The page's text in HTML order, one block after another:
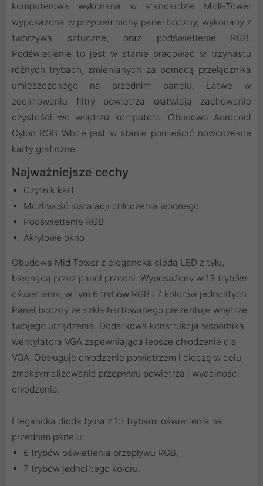
komputerowa wykonana w standardzie Midi-Tower
wyposażona w przyciemniony panel boczny, wykonany z
tworzywa sztuczne, oraz podświetlenie RGB.
Podświetlenie to jest w stanie pracować w trzynastu
różnych trybach, zmienianych za pomocą przełącznika
umieszczonego na przednim panelu. Łatwe w
zdejmowaniu filtry powietrza ułatwiają zachowanie
czystości we wnętrzu komputera. Obudowa Aerocool
Cylon RGB White jest w stanie pomieścić nowoczesne
karty graficzne.
Najważniejsze cechy
Czytnik kart
Możliwość instalacji chłodzenia wodnego
Podświetlenie RGB
Akrylowe okno
Obudowa Mid Tower z elegancką diodą LED z tyłu,
biegnącą przez panel przedni. Wyposażony w 13 trybów
oświetlenia, w tym 6 trybów RGB i 7 kolorów jednolitych.
Panel boczny ze szkła hartowanego prezentuje wnętrze
twojego urządzenia. Dodatkowa konstrukcja wspornika
wentylatora VGA zapewniająca lepsze chłodzenie dla
VGA. Obsługuje chłodzenie powietrzem i cieczą w celu
zmaksymalizowania przepływu powietrza i wydajności
chłodzenia.
Elegancka dioda tylna z 13 trybami oświetlenia na
przednim panelu:
6 trybów oświetlenia przepływu RGB,
7 trybów jednolitego koloru.